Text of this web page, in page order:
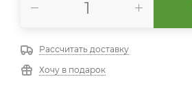
Рассчитать доставку
Хочу в подарок